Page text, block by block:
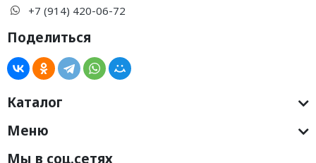
+7 (914) 420-06-72
Поделиться
Каталог
Меню
Мы в соц.сетях